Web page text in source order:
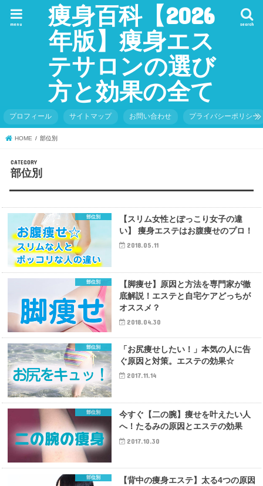
痩身百科【2026
年版】痩身エス
テサロンの選び
方と効果の全て
search
menu
プロフィール サイトマップ お問い合わせ プライバシーポリシー
HOME 部位別
部位別
部位別
【スリム女性とぽっこり女子の違
い】 痩身エステはお腹痩せのプロ！
2018.05.11
部位別
【脚痩せ】原因と方法を専門家が徹
底解説！エステと自宅ケアどっちが
オススメ？
2018.04.30
部位別
「お尻痩せしたい！」本気の人に告
ぐ原因と対策。エステの効果☆
2017.11.14
部位別
今すぐ【二の腕】痩せを叶えたい人
へ！たるみの原因とエステの効果
2017.10.30
部位別
【背中の痩身エステ】太る4つの原因